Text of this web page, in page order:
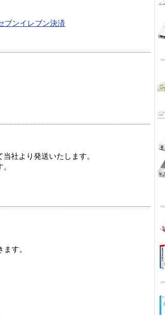
ブンイレブン決済
社より発送いたします。
す。